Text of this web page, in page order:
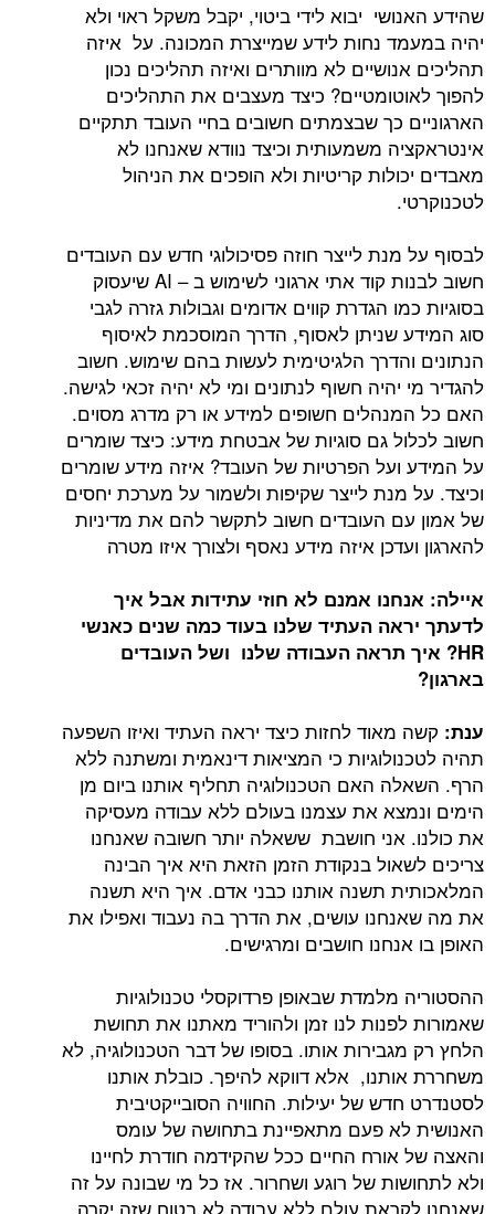
שהידע האנושי יבוא לידי ביטוי, יקבל משקל ראוי ולא
יהיה במעמד נחות לידע שמייצרת המכונה. על איזה
תהליכים אנושיים לא מוותרים ואיזה תהליכים נכון
להפוך לאוטומטיים? כיצד מעצבים את התהליכים
הארגוניים כך שבצמתים חשובים בחיי העובד תתקיים
אינטראקציה משמעותית וכיצד נוודא שאנחנו לא
מאבדים יכולות קריטיות ולא הופכים את הניהול
לטכנוקרטי.
לבסוף על מנת לייצר חוזה פסיכולוגי חדש עם העובדים
חשוב לבנות קוד אתי ארגוני לשימוש ב – AI שיעסוק
בסוגיות כמו הגדרת קווים אדומים וגבולות גזרה לגבי
סוג המידע שניתן לאסוף, הדרך המוסכמת לאיסוף
הנתונים והדרך הלגיטימית לעשות בהם שימוש. חשוב
להגדיר מי יהיה חשוף לנתונים ומי לא יהיה זכאי לגישה.
האם כל המנהלים חשופים למידע או רק מדרג מסוים.
חשוב לכלול גם סוגיות של אבטחת מידע: כיצד שומרים
על המידע ועל הפרטיות של העובד? איזה מידע שומרים
וכיצד. על מנת לייצר שקיפות ולשמור על מערכת יחסים
של אמון עם העובדים חשוב לתקשר להם את מדיניות
להארגון ועדכן איזה מידע נאסף ולצורך איזו מטרה
איילה: אנחנו אמנם לא חוזי עתידות אבל איך
לדעתך יראה העתיד שלנו בעוד כמה שנים כאנשי
HR? איך תראה העבודה שלנו ושל העובדים
בארגון?
ענת: קשה מאוד לחזות כיצד יראה העתיד ואיזו השפעה
תהיה לטכנולוגיות כי המציאות דינאמית ומשתנה ללא
הרף. השאלה האם הטכנולוגיה תחליף אותנו ביום מן
הימים ונמצא את עצמנו בעולם ללא עבודה מעסיקה
את כולנו. אני חושבת ששאלה יותר חשובה שאנחנו
צריכים לשאול בנקודת הזמן הזאת היא איך הבינה
המלאכותית תשנה אותנו כבני אדם. איך היא תשנה
את מה שאנחנו עושים, את הדרך בה נעבוד ואפילו את
האופן בו אנחנו חושבים ומרגישים.
ההסטוריה מלמדת שבאופן פרדוקסלי טכנולוגיות
שאמורות לפנות לנו זמן ולהוריד מאתנו את תחושת
הלחץ רק מגבירות אותו. בסופו של דבר הטכנולוגיה, לא
משחררת אותנו, אלא דווקא להיפך. כובלת אותנו
לסטנדרט חדש של יעילות. החוויה הסובייקטיבית
האנושית לא פעם מתאפיינת בתחושה של עומס
והאצה של אורח החיים ככל שהקידמה חודרת לחיינו
ולא לתחושות של רוגע ושחרור. אז כל מי שבונה על זה
שאנחנו לקראת עולם ללא עבודה לא בטוח שזה יקרה